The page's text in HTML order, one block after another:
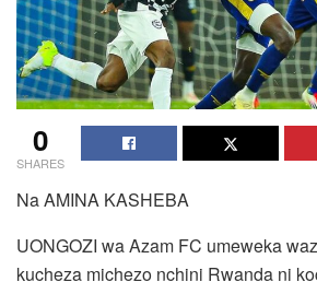
0
SHARES
Na AMINA KASHEBA
UONGOZI wa Azam FC umeweka
kucheza michezo nchini Rwanda ni